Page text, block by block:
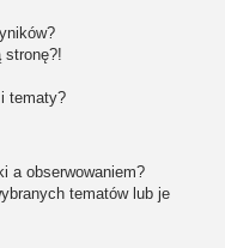
stronę?!
tematy?
a obserwowaniem?
tematów lub je